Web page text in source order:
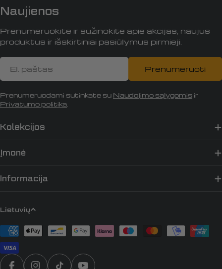
Kolekcijos
Įmonė
Informacija
Naujienos
Prenumeruokite ir sužinokite apie akcijas, naujus
produktus ir išskirtiniai pasiūlymus pirmieji.
El.
paštas
Prenumeruoti
Prenumeruodami sutinkate su Naudojimo sąlygomis ir
Privatumo politika
K
a
l
b
a
Lietuvių
Apmokėjimo
būdai